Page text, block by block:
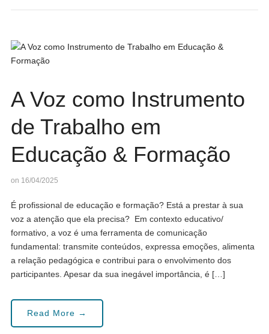
A Voz como Instrumento
de Trabalho em
Educação & Formação
on 16/04/2025
É profissional de educação e formação? Está a prestar à sua
voz a atenção que ela precisa? Em contexto educativo/
formativo, a voz é uma ferramenta de comunicação
fundamental: transmite conteúdos, expressa emoções, alimenta
a relação pedagógica e contribui para o envolvimento dos
participantes. Apesar da sua inegável importância, é […]
Read More →